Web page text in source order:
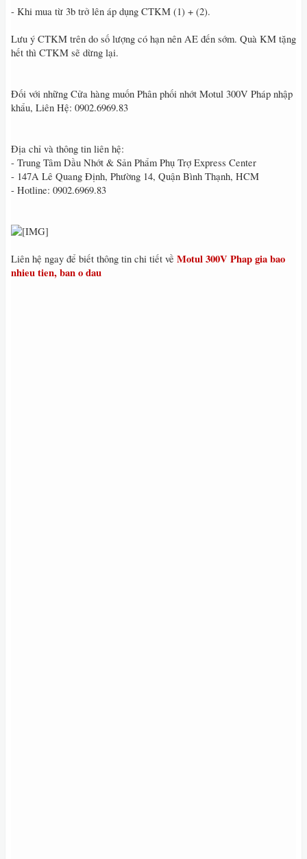
- Khi mua từ 3b trở lên áp dụng CTKM (1) + (2).
Lưu ý CTKM trên do số lượng có hạn nên AE đến sớm. Quà KM tặng
hết thì CTKM sẽ dừng lại.
Đối với những Cửa hàng muốn Phân phối nhớt Motul 300V Pháp nhập
khẩu, Liên Hệ: 0902.6969.83
Địa chỉ và thông tin liên hệ:
- Trung Tâm Dầu Nhớt & Sản Phẩm Phụ Trợ Express Center
- 147A Lê Quang Định, Phường 14, Quận Bình Thạnh, HCM
- Hotline: 0902.6969.83
Liên hệ ngay để biết thông tin chi tiết về Motul 300V Phap gia bao
nhieu tien, ban o dau